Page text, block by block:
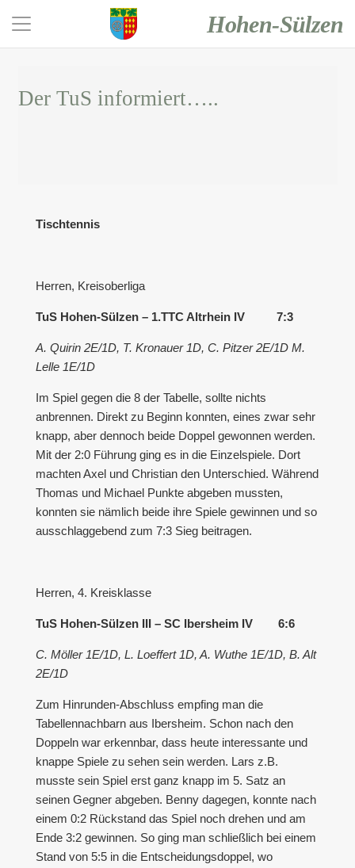
Hohen-Sülzen
Der TuS informiert…..
Tischtennis
Herren, Kreisoberliga
TuS Hohen-Sülzen – 1.TTC Altrhein IV 7:3
A. Quirin 2E/1D, T. Kronauer 1D, C. Pitzer 2E/1D M.
Lelle 1E/1D
Im Spiel gegen die 8 der Tabelle, sollte nichts
anbrennen. Direkt zu Beginn konnten, eines zwar sehr
knapp, aber dennoch beide Doppel gewonnen werden.
Mit der 2:0 Führung ging es in die Einzelspiele. Dort
machten Axel und Christian den Unterschied. Während
Thomas und Michael Punkte abgeben mussten,
konnten sie nämlich beide ihre Spiele gewinnen und so
ausschlaggebend zum 7:3 Sieg beitragen.
Herren, 4. Kreisklasse
TuS Hohen-Sülzen III – SC Ibersheim IV 6:6
C. Möller 1E/1D, L. Loeffert 1D, A. Wuthe 1E/1D, B. Alt
2E/1D
Zum Hinrunden-Abschluss empfing man die
Tabellennachbarn aus Ibersheim. Schon nach den
Doppeln war erkennbar, dass heute interessante und
knappe Spiele zu sehen sein werden. Lars z.B.
musste sein Spiel erst ganz knapp im 5. Satz an
seinen Gegner abgeben. Benny dagegen, konnte nach
einem 0:2 Rückstand das Spiel noch drehen und am
Ende 3:2 gewinnen. So ging man schließlich bei einem
Stand von 5:5 in die Entscheidungsdoppel, wo